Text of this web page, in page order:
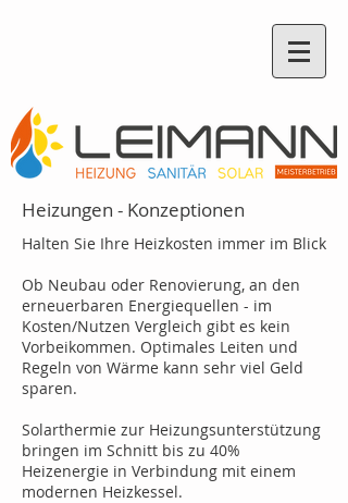
Heizungen - Konzeptionen
Halten Sie Ihre Heizkosten immer im Blick
Ob Neubau oder Renovierung, an den
erneuerbaren Energiequellen - im
Kosten/Nutzen Vergleich gibt es kein
Vorbeikommen. Optimales Leiten und
Regeln von Wärme kann sehr viel Geld
sparen.
Solarthermie zur Heizungsunterstützung
bringen im Schnitt bis zu 40%
Heizenergie in Verbindung mit einem
modernen Heizkessel.